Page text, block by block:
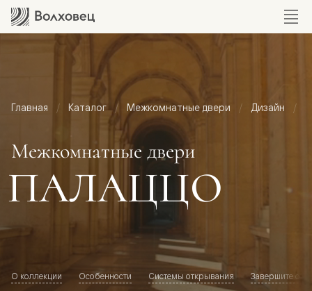
Главная Каталог Межкомнатные двери Дизайн
Межкомнатные двери
ПАЛАЦЦО
О коллекции Особенности Системы открывания Завершите